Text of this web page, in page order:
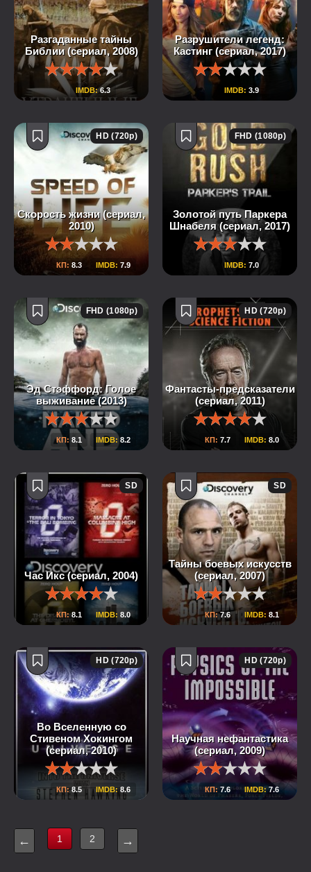
Разгаданные тайны
Библии (сериал, 2008)
IMDB:6.3
Разрушители легенд:
Кастинг (сериал, 2017)
IMDB: 3.9
Скорость жизни (сериал,
2010)
КП: 8.3 IMDB: 7.9
HD (720p)
Золотой путь Паркера
Шнабеля (сериал, 2017)
IMDB: 7.0
FHD (1080p)
Эд Стэффорд: Голое
выживание (2013)
КП: 8.1 IMDB: 8.2
FHD (1080p)
Фантасты-предсказатели
(сериал, 2011)
КП: 7.7 IMDB: 8.0
HD (720p)
Час Икс (сериал, 2004)
КП:8.1 IMDB: 8.0
SD
Тайны боевых искусств
(сериал, 2007)
КП:7.6 IMDB: 8.1
SD
Во Вселенную со
Стивеном Хокингом
(сериал, 2010)
КП:8.5 IMDB:8.6
HD (720p)
Научная нефантастика
(сериал, 2009)
КП: 7.6 IMDB: 7.6
HD (720p)
← 1 2 →